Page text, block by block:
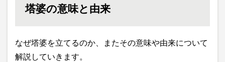
塔婆の意味と由来
なぜ塔婆を立てるのか、またその意味や由来について
解説していきます。